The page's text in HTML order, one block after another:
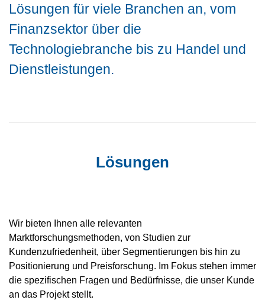
Lösungen für viele Branchen an, vom
Finanzsektor über die
Technologiebranche bis zu Handel und
Dienstleistungen.
Lösungen
Wir bieten Ihnen alle relevanten
Marktforschungsmethoden, von Studien zur
Kundenzufriedenheit, über Segmentierungen bis hin zu
Positionierung und Preisforschung. Im Fokus stehen immer
die spezifischen Fragen und Bedürfnisse, die unser Kunde
an das Projekt stellt.